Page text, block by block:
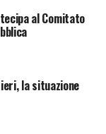
al Comitato
la situazione